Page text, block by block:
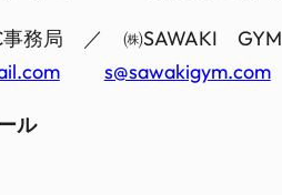
事務局 ／ ㈱SAWAKI GYM
s@sawakigym.com
ル